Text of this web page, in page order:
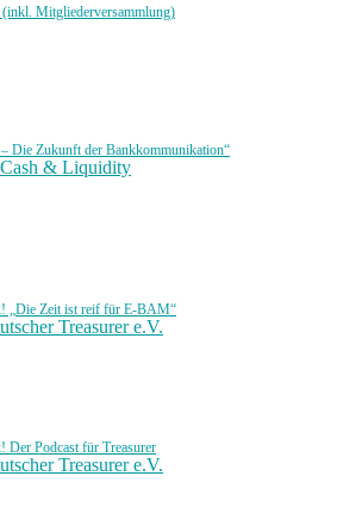
Mitgliederversammlung)
Die Zukunft der Bankkommunikation“
& Liquidity
„Die Zeit ist reif für E-BAM“
Treasurer e.V.
Der Podcast für Treasurer
Treasurer e.V.